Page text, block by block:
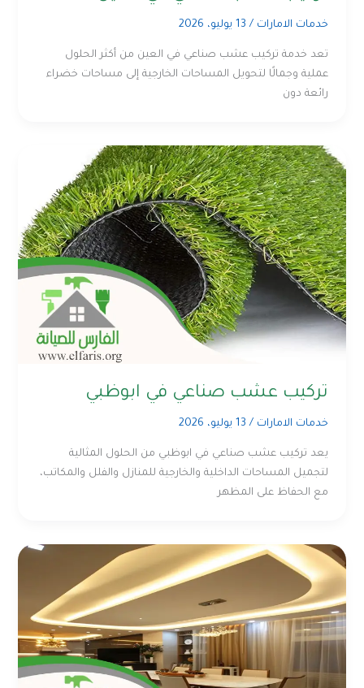
خدمات الامارات / 13 يوليو، 2026
تعد خدمة تركيب عشب صناعي في العين من أكثر الحلول
عملية وجمالًا لتحويل المساحات الخارجية إلى مساحات خضراء
رائعة دون
تركيب عشب صناعي في ابوظبي
خدمات الامارات / 13 يوليو، 2026
يعد تركيب عشب صناعي في ابوظبي من الحلول المثالية
لتجميل المساحات الداخلية والخارجية للمنازل والفلل والمكاتب،
مع الحفاظ على المظهر